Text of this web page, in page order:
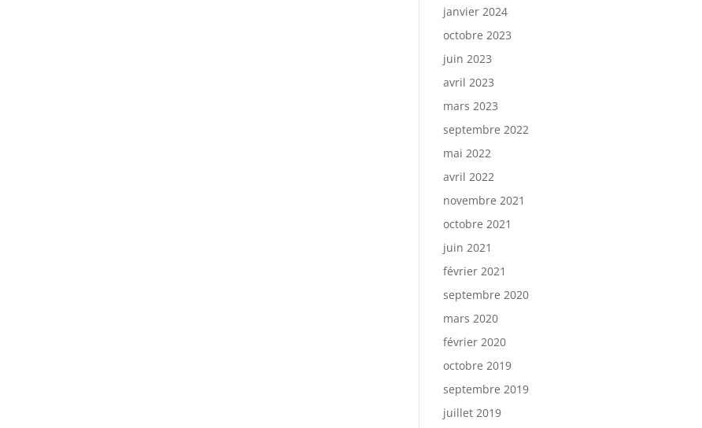
janvier 2024
octobre 2023
juin 2023
avril 2023
mars 2023
septembre 2022
mai 2022
avril 2022
novembre 2021
octobre 2021
juin 2021
février 2021
septembre 2020
mars 2020
février 2020
octobre 2019
septembre 2019
juillet 2019